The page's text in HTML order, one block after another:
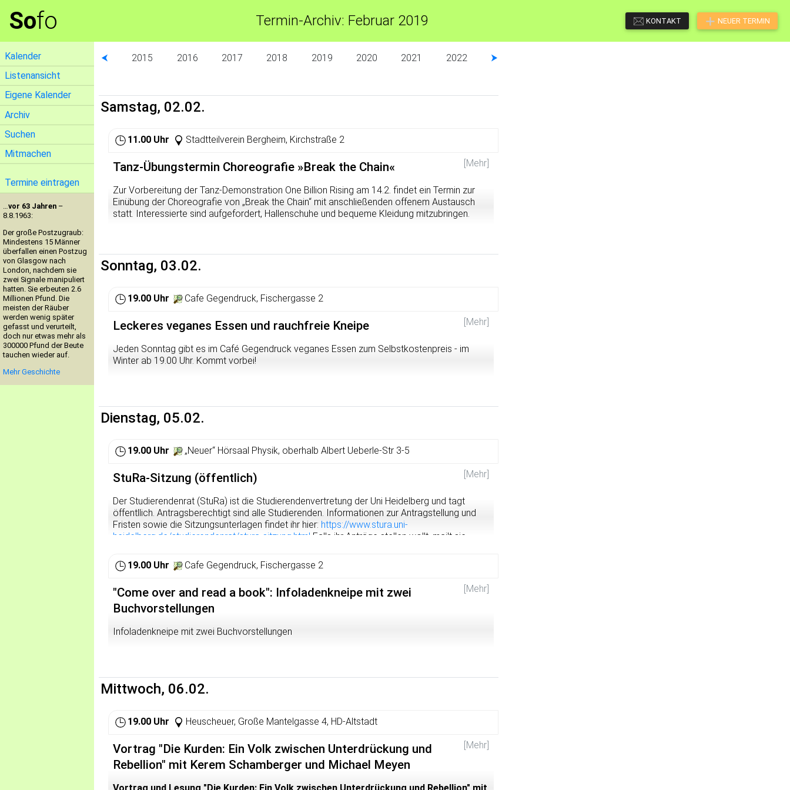
Sofo Termin-Archiv: Februar 2019 KONTAKT NEUER TERMIN
Kalender
Listenansicht
Eigene Kalender
Archiv
Suchen
Mitmachen
Termine eintragen
…vor 63 Jahren –
8.8.1963:
Der große Postzugraub:
Mindestens 15 Männer
überfallen einen Postzug
von Glasgow nach
London, nachdem sie
zwei Signale manipuliert
hatten. Sie erbeuten 2.6
Millionen Pfund. Die
meisten der Räuber
werden wenig später
gefasst und verurteilt,
doch nur etwas mehr als
300000 Pfund der Beute
tauchen wieder auf.
Mehr Geschichte
⮜ 2015 2016 2017 2018 2019 2020 2021 2022 ⮞
Samstag, 02.02.
11.00 Uhr Stadtteilverein Bergheim, Kirchstraße 2
[Mehr]
Tanz-Übungstermin Choreografie »Break the Chain«
Zur Vorbereitung der Tanz-Demonstration One Billion Rising am 14.2. findet ein Termin zur
Einübung der Choreografie von „Break the Chain“ mit anschließenden offenem Austausch
statt. Interessierte sind aufgefordert, Hallenschuhe und bequeme Kleidung mitzubringen.
Sonntag, 03.02.
19.00 Uhr Cafe Gegendruck, Fischergasse 2
[Mehr]
Leckeres veganes Essen und rauchfreie Kneipe
Jeden Sonntag gibt es im Café Gegendruck veganes Essen zum Selbstkostenpreis - im
Winter ab 19.00 Uhr. Kommt vorbei!
Dienstag, 05.02.
19.00 Uhr „Neuer“ Hörsaal Physik, oberhalb Albert Ueberle-Str 3-5
[Mehr]
StuRa-Sitzung (öffentlich)
Der Studierendenrat (StuRa) ist die Studierendenvertretung der Uni Heidelberg und tagt
öffentllich. Antragsberechtigt sind alle Studierenden. Informationen zur Antragstellung und
Fristen sowie die Sitzungsunterlagen findet ihr hier: https://www.stura.uni-
heidelberg.de/studierendenrat/stura-sitzung.html Falls ihr Anträge stellen wollt, mailt sie
19.00 Uhr
Cafe Gegendruck, Fischergasse 2
[Mehr]
"Come over and read a book": Infoladenkneipe mit zwei
Buchvorstellungen
Infoladenkneipe mit zwei Buchvorstellungen
Mittwoch, 06.02.
19.00 Uhr Heuscheuer, Große Mantelgasse 4, HD-Altstadt
[Mehr]
Vortrag "Die Kurden: Ein Volk zwischen Unterdrückung und
Rebellion" mit Kerem Schamberger und Michael Meyen